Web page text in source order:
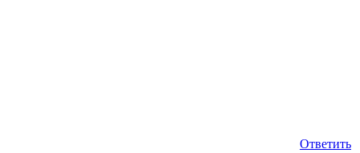
Ответить